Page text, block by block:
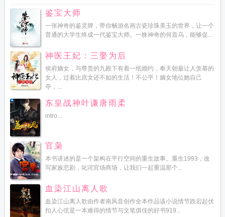
鉴宝大师
一张神奇的鉴灵牌，带你畅游名画古瓷珍珠美玉的世界，让一个
普通的大学生终成一代鉴宝大师。一株神奇的何首乌，能够促...
神医王妃：三娶为后
侯府嫡女，与尊贵的九殿下有着一纸婚约，奉天朝最让人羡慕的
女人，过着比庶女还不如的生活！不公平！嫡女地位她自己
夺，...
东皇战神叶谦唐雨柔
intro...
官枭
本书讲述的是一个架构在平行空间的重生故事。重生1993，改
写家族悲剧，叱诧官场商场，让我们一起重温那个...
血染江山离人歌
血染江山离人歌由作者南风音创作全本作品该小说情节跌宕起伏
扣人心弦是一本难得的情节与文笔俱佳的好书919...